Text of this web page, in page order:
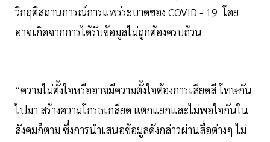
วิกฤติสถานการณ์การแพร่ระบาดของ COVID - 19 โดย
อาจเกิดจากการได้รับข้อมูลไม่ถูกต้องครบถ้วน
“ความไม่ตั้งใจหรืออาจมีความตั้งใจต้องการเสียดสี โทษกัน
ไปมา สร้างความโกรธเกลียด แตกแยกและไม่พอใจกันใน
สังคมก็ตาม ซึ่งการนำเสนอข้อมูลดังกล่าวผ่านสื่อต่างๆ ไม่